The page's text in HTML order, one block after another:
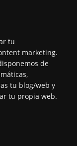
tu
marketing.
de
tu blog/web y
tu propia web.